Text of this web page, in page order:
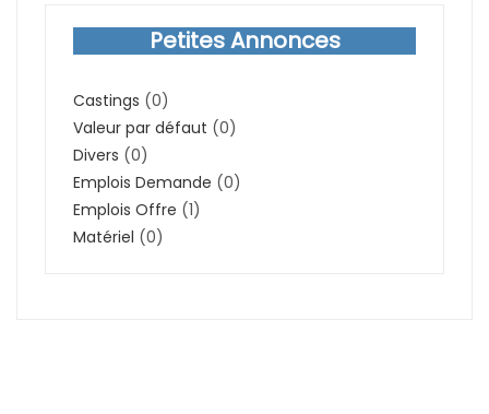
Petites Annonces
Castings (0)
Valeur par défaut (0)
Divers (0)
Emplois Demande (0)
Emplois Offre (1)
Matériel (0)